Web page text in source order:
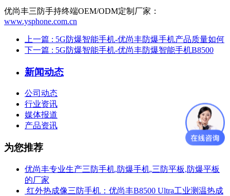
优尚丰三防手持终端OEM/ODM定制厂家：
www.ysphone.com.cn
上一篇 : 5G防爆智能手机-优尚丰防爆手机产品质量如何
下一篇 : 5G防爆智能手机-优尚丰防爆智能手机B8500
新闻动态
公司动态
行业资讯
媒体报道
产品资讯
为您推荐
优尚丰专业生产三防手机,防爆手机,三防平板,防爆平板
的厂家
​ 红外热成像三防手机：优尚丰B8500 Ultra工业测温热成